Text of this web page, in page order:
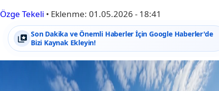
Özge Tekeli • Eklenme: 01.05.2026 - 18:41
Son Dakika ve Önemli Haberler İçin Google Haberler'de
Bizi Kaynak Ekleyin!